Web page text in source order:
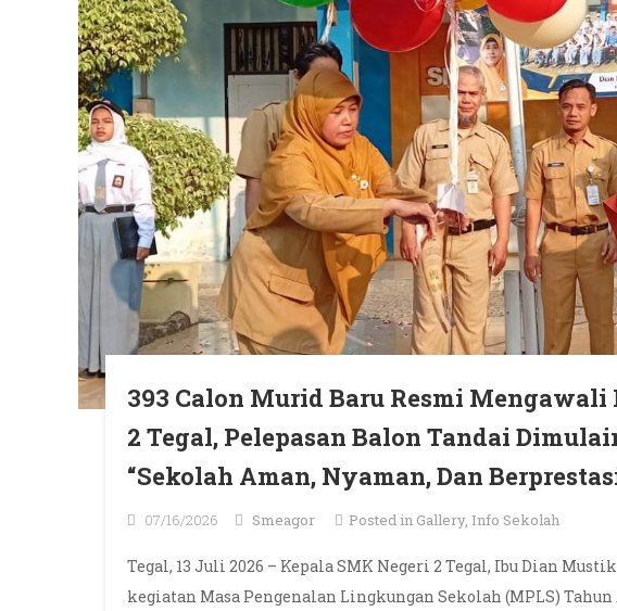
393 Calon Murid Baru Resmi Mengawali
2 Tegal, Pelepasan Balon Tandai
“Sekolah Aman, Nyaman, Dan
07/16/2026 Smeagor Posted in Gallery, Info Sekolah
Tegal, 13 Juli 2026 – Kepala SMK Negeri 2 Tegal, Ibu Dian
kegiatan Masa Pengenalan Lingkungan Sekolah (MPLS) Tahun